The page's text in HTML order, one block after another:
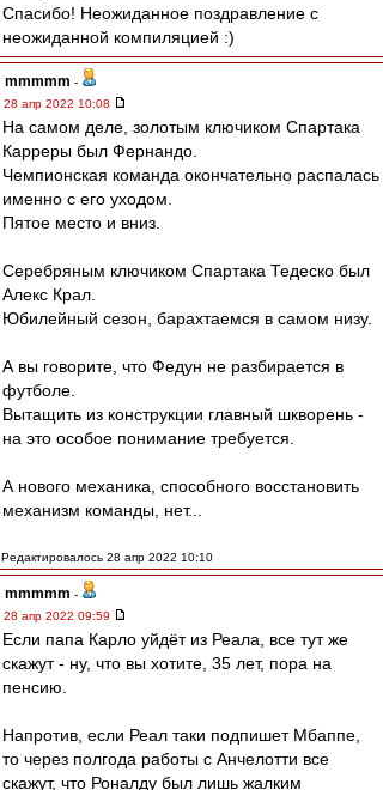
Спасибо! Неожиданное поздравление с
неожиданной компиляцией :)
mmmmm -
28 апр 2022 10:08
На самом деле, золотым ключиком Спартака
Карреры был Фернандо.
Чемпионская команда окончательно распалась
именно с его уходом.
Пятое место и вниз.
Серебряным ключиком Спартака Тедеско был
Алекс Крал.
Юбилейный сезон, барахтаемся в самом низу.
А вы говорите, что Федун не разбирается в
футболе.
Вытащить из конструкции главный шкворень -
на это особое понимание требуется.
А нового механика, способного восстановить
механизм команды, нет...
Редактировалось 28 апр 2022 10:10
mmmmm -
28 апр 2022 09:59
Если папа Карло уйдёт из Реала, все тут же
скажут - ну, что вы хотите, 35 лет, пора на
пенсию.
Напротив, если Реал таки подпишет Мбаппе,
то через полгода работы с Анчелотти все
скажут, что Роналду был лишь жалким